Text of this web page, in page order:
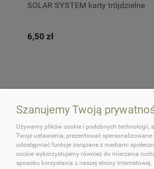
SOLAR SYSTEM karty trójdzielne
6,50 zł
O OKEY DOKEY!
Szanujemy Twoją
Używamy plików cookie i podobnych technologii,
Twoje ustawienia, prezentować
udostępniać funkcje związane z mediami
cookie wykorzystujemy również do mierzenia
sposobu korzystania z naszej strony internetowej.